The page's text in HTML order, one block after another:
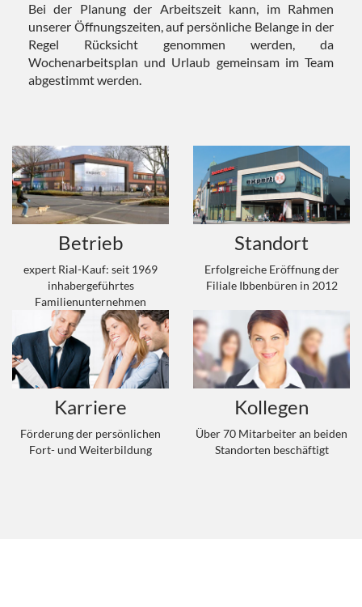
Bei der Planung der Arbeitszeit kann, im Rahmen
unserer Öffnungszeiten, auf persönliche Belange in der
Regel Rücksicht genommen werden, da
Wochenarbeitsplan und Urlaub gemeinsam im Team
abgestimmt werden.
Betrieb
expert Rial-Kauf: seit 1969
inhabergeführtes
Familienunternehmen
Standort
Erfolgreiche Eröffnung der
Filiale Ibbenbüren in 2012
Karriere
Förderung der persönlichen
Fort- und Weiterbildung
Kollegen
Über 70 Mitarbeiter an beiden
Standorten beschäftigt